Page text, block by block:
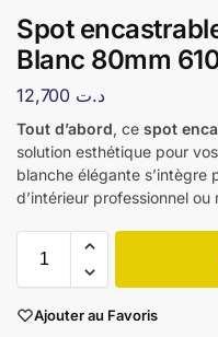
Spot
Blanc 80mm
د.ت
Tout d’abord, ce spot
solution esthétique pour
blanche élégante
d’intérieur professionnel ou
Ajouter au Favoris